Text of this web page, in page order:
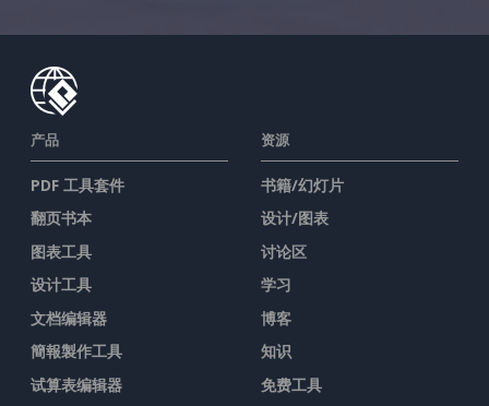
产品
PDF 工具套件
翻页书本
图表工具
设计工具
文档编辑器
簡報製作工具
试算表编辑器
资源
书籍/幻灯片
设计/图表
讨论区
学习
博客
知识
免费工具